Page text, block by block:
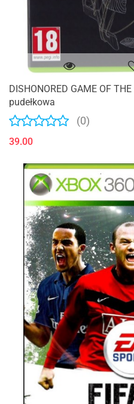
DISHONORED GAME OF
pudełkowa
(0)
39.00